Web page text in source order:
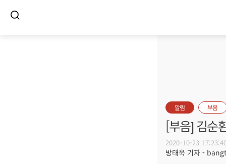
알림 부음
[부음] 김순
2020-10-23
방태욱 기자 -